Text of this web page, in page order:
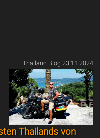
Thailand Blog 23.11.2024
Thailands von